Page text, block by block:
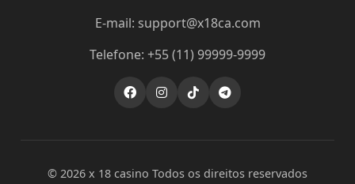
E-mail: support@x18ca.com
Telefone: +55 (11) 99999-9999
© 2026 x 18 casino Todos os direitos reservados